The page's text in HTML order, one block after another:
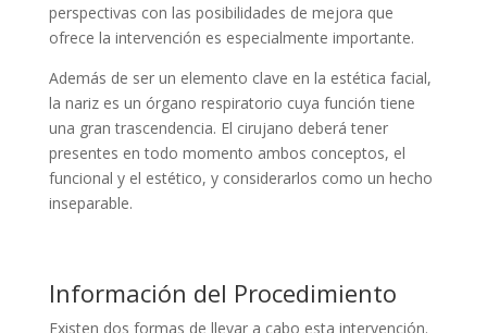
perspectivas con las posibilidades de mejora que
ofrece la intervención es especialmente importante.
Además de ser un elemento clave en la estética facial,
la nariz es un órgano respiratorio cuya función tiene
una gran trascendencia. El cirujano deberá tener
presentes en todo momento ambos conceptos, el
funcional y el estético, y considerarlos como un hecho
inseparable.
Información del Procedimiento
Existen dos formas de llevar a cabo esta intervención.